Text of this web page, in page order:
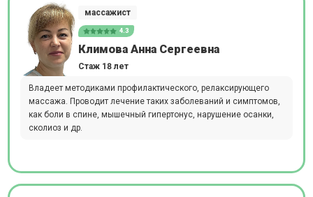
массажист
4.3
Климова Анна Сергеевна
Стаж 18 лет
Владеет методиками профилактического, релаксирующего
массажа. Проводит лечение таких заболеваний и симптомов,
как боли в спине, мышечный гипертонус, нарушение осанки,
сколиоз и др.